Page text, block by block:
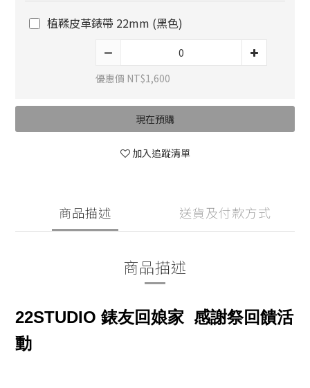
植鞣皮革錶帶 22mm (黑色)
優惠價 NT$1,600
現在預購
加入追蹤清單
商品描述 送貨及付款方式
商品描述
22STUDIO 錶友回娘家 感謝祭回饋活
動